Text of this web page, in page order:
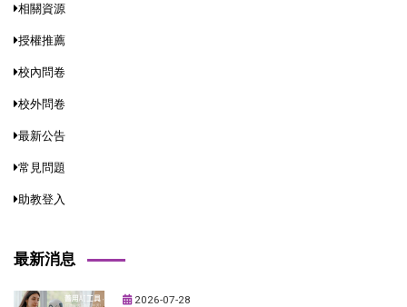
相關資源
授權推薦
校內問卷
校外問卷
最新公告
常見問題
助教登入
最新消息
2026-07-28